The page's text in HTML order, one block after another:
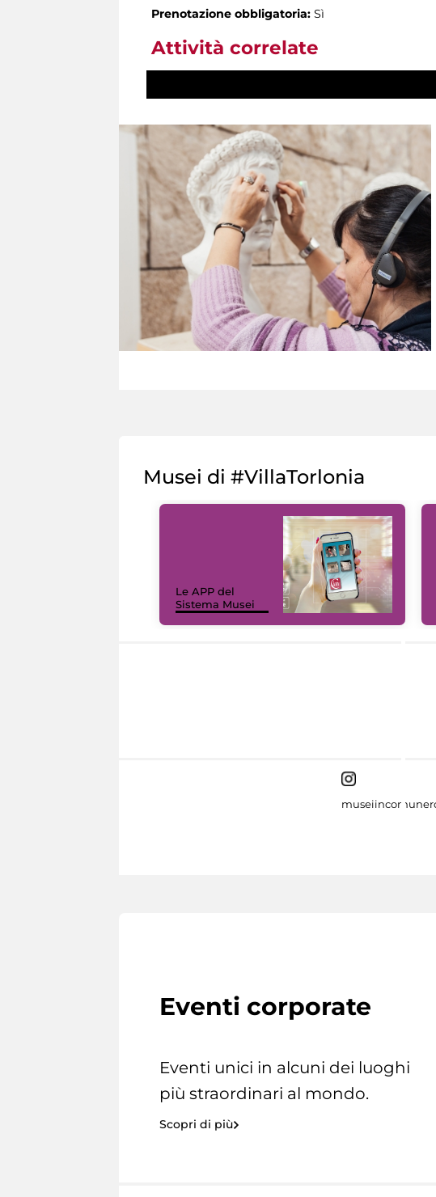
Prenotazione obbligatoria: Sì
Attività correlate
Musei di #VillaTorlonia
Le APP del
Sistema Musei
Eventi corporate
Eventi unici in alcuni dei luoghi
più straordinari al mondo.
Scopri di più